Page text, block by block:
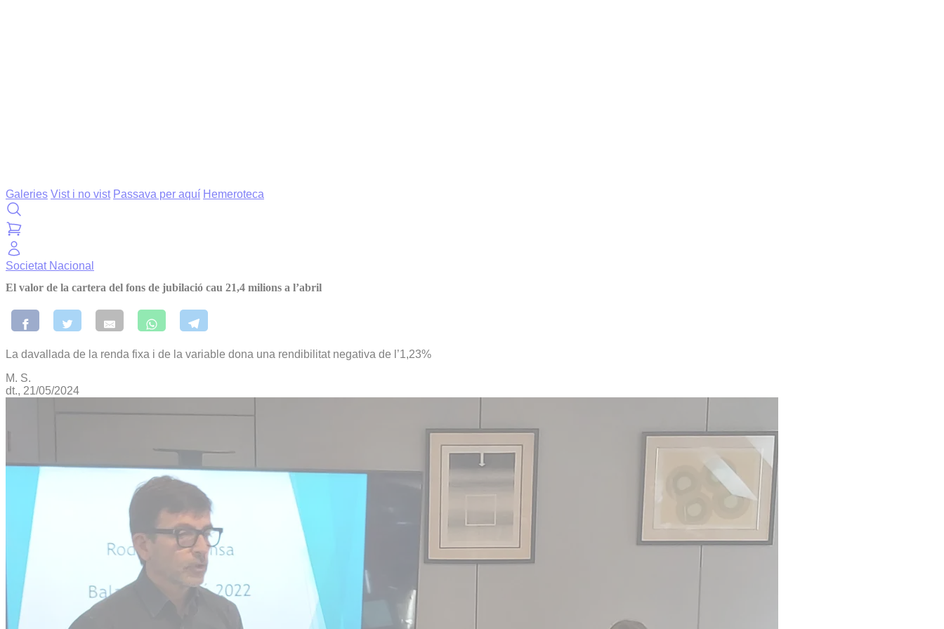
Galeries Vist i no vist Passava per aquí Hemeroteca
Societat Nacional
El valor de la cartera del fons de jubilació cau 21,4 milions a l’abril
La davallada de la renda fixa i de la variable dona una rendibilitat negativa de l’1,23%
M. S.
dt., 21/05/2024